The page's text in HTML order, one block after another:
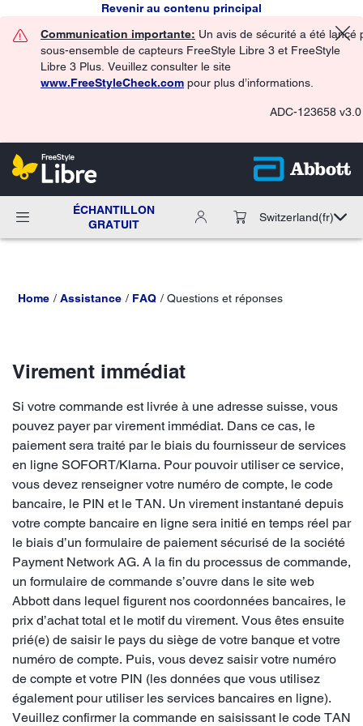
Revenir au contenu principal
Communication importante: Un avis de sécurité a été lancé
sous-ensemble de capteurs FreeStyle Libre 3 et FreeStyle
Libre 3 Plus. Veuillez consulter le site
www.FreeStyleCheck.com pour plus d’informations.
ADC-123658 v3.0
ÉCHANTILLON
GRATUIT
Switzerland(fr)
Home Assistance FAQ Questions et réponses
Virement immédiat
Si votre commande est livrée à une adresse suisse, vous
pouvez payer par virement immédiat. Dans ce cas, le
paiement sera traité par le biais du fournisseur de services
en ligne SOFORT/Klarna. Pour pouvoir utiliser ce service,
vous devez renseigner votre numéro de compte, le code
bancaire, le PIN et le TAN. Un virement instantané depuis
votre compte bancaire en ligne sera initié en temps réel par
le biais d’un formulaire de paiement sécurisé de la société
Payment Network AG. A la fin du processus de commande,
un formulaire de commande s’ouvre dans le site web
Abbott dans lequel figurent nos coordonnées bancaires, le
prix d’achat total et le motif du virement. Vous êtes ensuite
prié(e) de saisir le pays du siège de votre banque et votre
numéro de compte. Puis, vous devez saisir votre numéro
de compte et votre PIN (les données que vous utilisez
également pour utiliser les services bancaires en ligne).
Veuillez confirmer la commande en saisissant le code TAN